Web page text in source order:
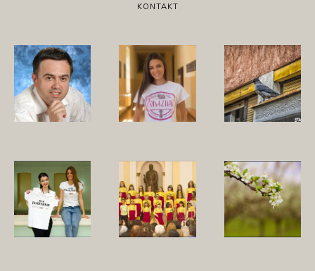
KONTAKT